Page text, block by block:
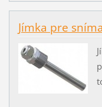
Jímka pre